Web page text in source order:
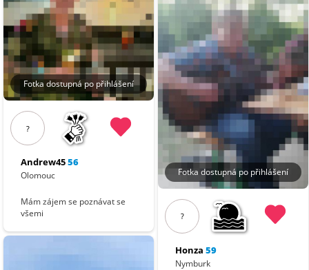
Fotka dostupná po přihlášení
?
Andrew4556
Olomouc
Mám zájem se poznávat se
všemi
Fotka dostupná po přihlášení
?
Honza 59
Nymburk